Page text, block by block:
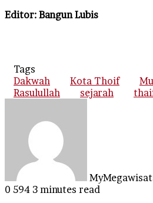
Editor: Bangun Lubis
Tags
Dakwah
Kota Thoif
Rasulullah
sejarah
0 594 3 minutes read